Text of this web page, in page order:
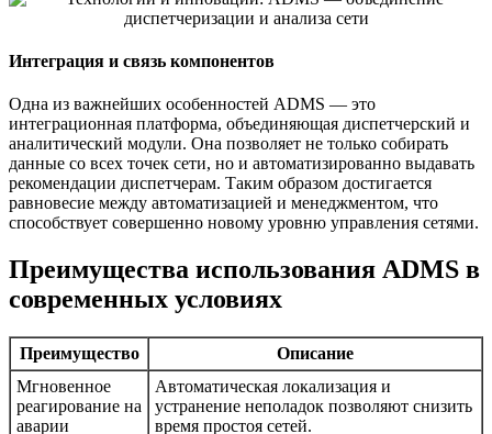
Интеграция и связь компонентов
Одна из важнейших особенностей ADMS — это
интеграционная платформа, объединяющая диспетчерский и
аналитический модули. Она позволяет не только собирать
данные со всех точек сети, но и автоматизированно выдавать
рекомендации диспетчерам. Таким образом достигается
равновесие между автоматизацией и менеджментом, что
способствует совершенно новому уровню управления сетями.
Преимущества использования ADMS в
современных условиях
Преимущество
Описание
Мгновенное
реагирование на
аварии
Автоматическая локализация и
устранение неполадок позволяют снизить
время простоя сетей.